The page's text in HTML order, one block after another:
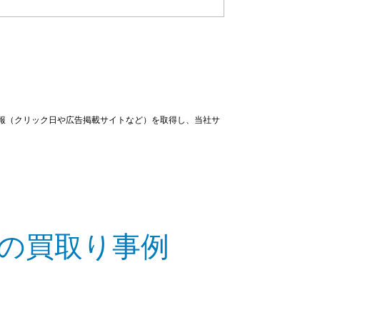
クリック日や広告掲載サイトなど）を取得し、当社サ
買取り事例